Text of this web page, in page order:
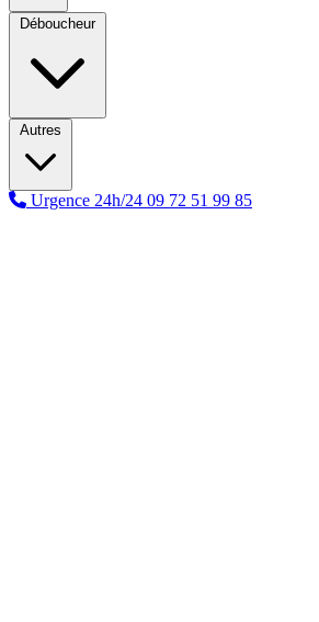
Déboucheur
Autres
Urgence 24h/24 09 72 51 99 85